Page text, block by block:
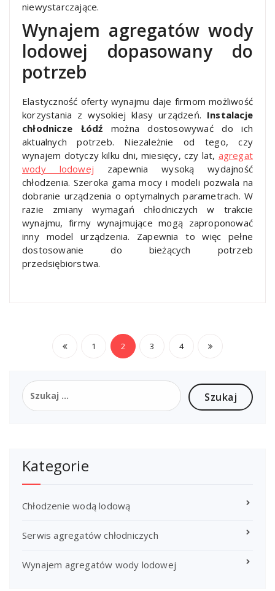
niewystarczające.
Wynajem agregatów wody
lodowej dopasowany do
potrzeb
Elastyczność oferty wynajmu daje firmom możliwość
korzystania z wysokiej klasy urządzeń. Instalacje
chłodnicze Łódź można dostosowywać do ich
aktualnych potrzeb. Niezależnie od tego, czy
wynajem dotyczy kilku dni, miesięcy, czy lat, agregat
wody lodowej zapewnia wysoką wydajność
chłodzenia. Szeroka gama mocy i modeli pozwala na
dobranie urządzenia o optymalnych parametrach. W
razie zmiany wymagań chłodniczych w trakcie
wynajmu, firmy wynajmujące mogą zaproponować
inny model urządzenia. Zapewnia to więc pełne
dostosowanie do bieżących potrzeb
przedsiębiorstwa.
Stronicowanie
wpisów
1 2 3 4
Szukaj:
Kategorie
Chłodzenie wodą lodową
Serwis agregatów chłodniczych
Wynajem agregatów wody lodowej